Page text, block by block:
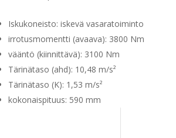
Iskukoneisto: iskevä vasaratoiminto
irrotusmomentti (avaava): 3800 Nm
vääntö (kiinnittävä): 3100 Nm
Tärinätaso (ahd): 10,48 m/s²
Tärinätaso (K): 1,53 m/s²
kokonaispituus: 590 mm